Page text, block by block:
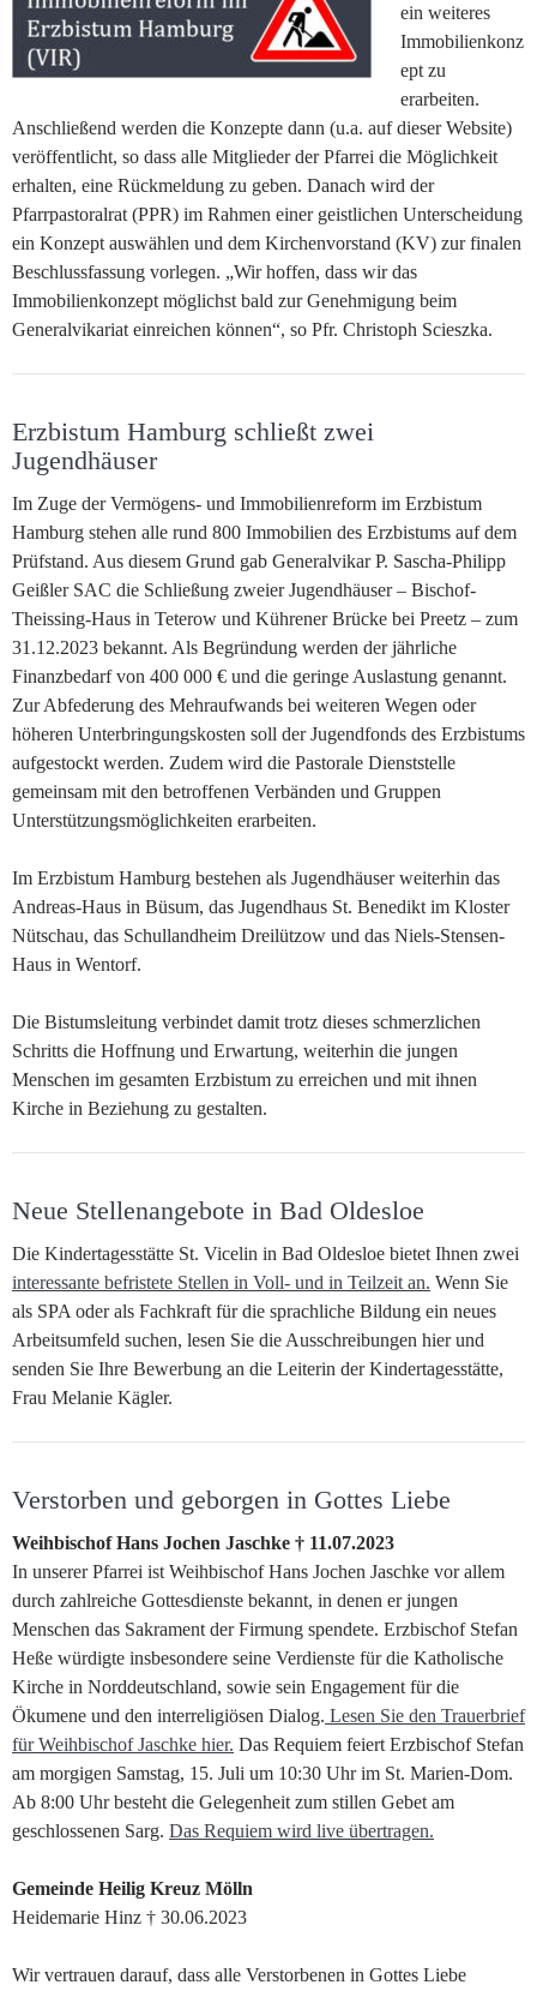
ein weiteres
Immobilienkonz
ept zu
erarbeiten.
Anschließend werden die Konzepte dann (u.a. auf dieser Website)
veröffentlicht, so dass alle Mitglieder der Pfarrei die Möglichkeit
erhalten, eine Rückmeldung zu geben. Danach wird der
Pfarrpastoralrat (PPR) im Rahmen einer geistlichen Unterscheidung
ein Konzept auswählen und dem Kirchenvorstand (KV) zur finalen
Beschlussfassung vorlegen. „Wir hoffen, dass wir das
Immobilienkonzept möglichst bald zur Genehmigung beim
Generalvikariat einreichen können“, so Pfr. Christoph Scieszka.
Erzbistum Hamburg schließt zwei
Jugendhäuser
Im Zuge der Vermögens- und Immobilienreform im Erzbistum
Hamburg stehen alle rund 800 Immobilien des Erzbistums auf dem
Prüfstand. Aus diesem Grund gab Generalvikar P. Sascha-Philipp
Geißler SAC die Schließung zweier Jugendhäuser – Bischof-
Theissing-Haus in Teterow und Kührener Brücke bei Preetz – zum
31.12.2023 bekannt. Als Begründung werden der jährliche
Finanzbedarf von 400 000 € und die geringe Auslastung genannt.
Zur Abfederung des Mehraufwands bei weiteren Wegen oder
höheren Unterbringungskosten soll der Jugendfonds des Erzbistums
aufgestockt werden. Zudem wird die Pastorale Dienststelle
gemeinsam mit den betroffenen Verbänden und Gruppen
Unterstützungsmöglichkeiten erarbeiten.
Im Erzbistum Hamburg bestehen als Jugendhäuser weiterhin das
Andreas-Haus in Büsum, das Jugendhaus St. Benedikt im Kloster
Nütschau, das Schullandheim Dreilützow und das Niels-Stensen-
Haus in Wentorf.
Die Bistumsleitung verbindet damit trotz dieses schmerzlichen
Schritts die Hoffnung und Erwartung, weiterhin die jungen
Menschen im gesamten Erzbistum zu erreichen und mit ihnen
Kirche in Beziehung zu gestalten.
Neue Stellenangebote in Bad Oldesloe
Die Kindertagesstätte St. Vicelin in Bad Oldesloe bietet Ihnen zwei
interessante befristete Stellen in Voll- und in Teilzeit an. Wenn Sie
als SPA oder als Fachkraft für die sprachliche Bildung ein neues
Arbeitsumfeld suchen, lesen Sie die Ausschreibungen hier und
senden Sie Ihre Bewerbung an die Leiterin der Kindertagesstätte,
Frau Melanie Kägler.
Verstorben und geborgen in Gottes Liebe
Weihbischof Hans Jochen Jaschke † 11.07.2023
In unserer Pfarrei ist Weihbischof Hans Jochen Jaschke vor allem
durch zahlreiche Gottesdienste bekannt, in denen er jungen
Menschen das Sakrament der Firmung spendete. Erzbischof Stefan
Heße würdigte insbesondere seine Verdienste für die Katholische
Kirche in Norddeutschland, sowie sein Engagement für die
Ökumene und den interreligiösen Dialog. Lesen Sie den Trauerbrief
für Weihbischof Jaschke hier. Das Requiem feiert Erzbischof Stefan
am morgigen Samstag, 15. Juli um 10:30 Uhr im St. Marien-Dom.
Ab 8:00 Uhr besteht die Gelegenheit zum stillen Gebet am
geschlossenen Sarg. Das Requiem wird live übertragen.
Gemeinde Heilig Kreuz Mölln
Heidemarie Hinz † 30.06.2023
Wir vertrauen darauf, dass alle Verstorbenen in Gottes Liebe